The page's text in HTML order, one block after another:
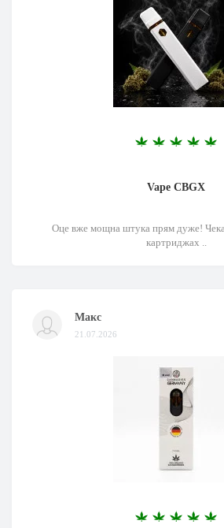
Vape CBGX
Оце вже мощна штука прям дуже!
картриджах ..
Макс
21.07.2026